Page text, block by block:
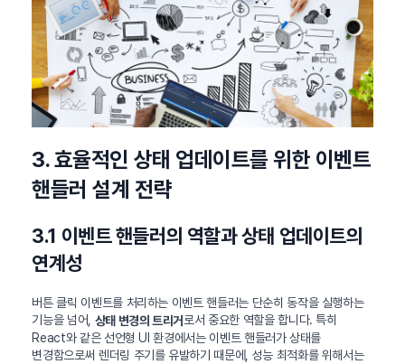
3. 효율적인 상태 업데이트를 위한 이벤트
핸들러 설계 전략
3.1 이벤트 핸들러의 역할과 상태 업데이트의
연계성
버튼 클릭 이벤트를 처리하는 이벤트 핸들러는 단순히 동작을 실행하는
기능을 넘어, 상태 변경의 트리거로서 중요한 역할을 합니다. 특히
React와 같은 선언형 UI 환경에서는 이벤트 핸들러가 상태를
변경함으로써 렌더링 주기를 유발하기 때문에, 성능 최적화를 위해서는